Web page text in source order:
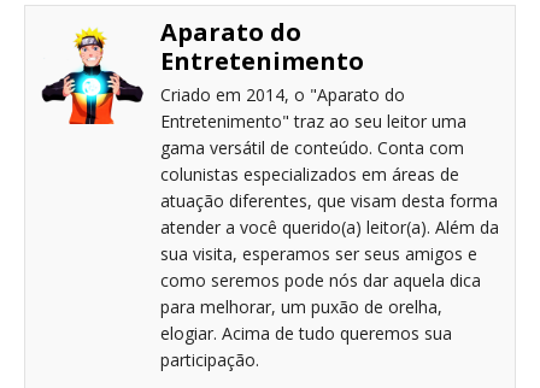
Aparato do
Entretenimento
Criado em 2014, o "Aparato do
Entretenimento" traz ao seu leitor uma
gama versátil de conteúdo. Conta com
colunistas especializados em áreas de
atuação diferentes, que visam desta forma
atender a você querido(a) leitor(a). Além da
sua visita, esperamos ser seus amigos e
como seremos pode nós dar aquela dica
para melhorar, um puxão de orelha,
elogiar. Acima de tudo queremos sua
participação.